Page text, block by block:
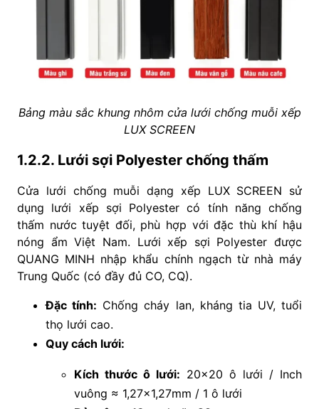
Bảng màu sắc khung nhôm cửa lưới chống muỗi xếp
LUX SCREEN
1.2.2. Lưới sợi Polyester chống thấm
Cửa lưới chống muỗi dạng xếp LUX SCREEN sử
dụng lưới xếp sợi Polyester có tính năng chống
thấm nước tuyệt đối, phù hợp với đặc thù khí hậu
nóng ẩm Việt Nam. Lưới xếp sợi Polyester được
QUANG MINH nhập khẩu chính ngạch từ nhà máy
Trung Quốc (có đầy đủ CO, CQ).
Đặc tính: Chống cháy lan, kháng tia UV, tuổi
thọ lưới cao.
Quy cách lưới:
Kích thước ô lưới: 20×20 ô lưới / Inch
vuông ≈ 1,27×1,27mm / 1 ô lưới